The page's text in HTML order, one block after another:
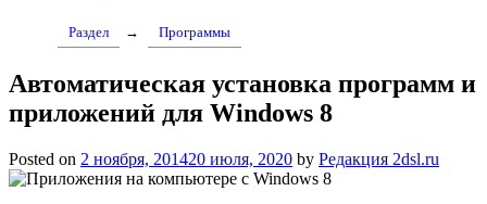
Раздел → Программы
Автоматическая установка программ и
приложений для Windows 8
Posted on 2 ноября, 201420 июля, 2020 by Редакция 2dsl.ru